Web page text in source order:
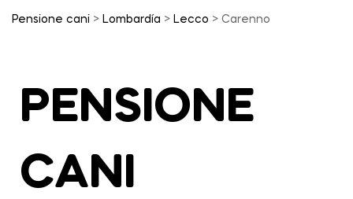
Pensione cani > Lombardía > Lecco > Carenno
PENSIONE
CANI